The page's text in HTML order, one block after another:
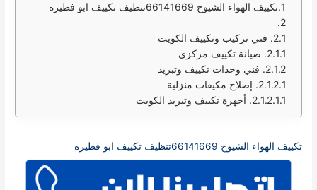
تكييف الهواء الشيوخ 66141669تنظيف تكييف ابو فطيره
فني تركيب وتكييف الكويت
صيانة تكييف مركزي
فني وحدات تكييف وتبريد
إصلاح مكيفات منزلية
أجهزة تكييف وتبريد الكويت
تكييف الهواء الشيوخ 66141669تنظيف تكييف ابو فطيره